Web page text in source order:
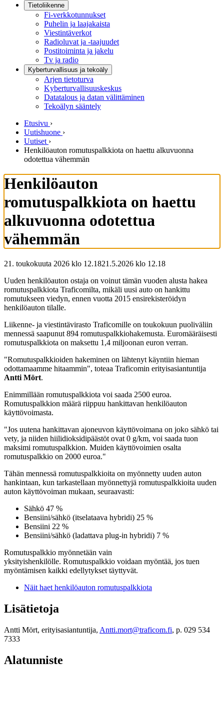
Tietoliikenne
Fi-verkkotunnukset
Puhelin ja laajakaista
Viestintäverkot
Radioluvat ja -taajuudet
Postitoiminta ja jakelu
Tv ja radio
Kyberturvallisuus ja tekoäly
Arjen tietoturva
Kyberturvallisuuskeskus
Datatalous ja datan välittäminen
Tekoälyn sääntely
Etusivu ›
Uutishuone ›
Uutiset ›
Henkilöauton romutuspalkkiota on haettu alkuvuonna
odotettua vähemmän
Henkilöauton
romutuspalkkiota on haettu
alkuvuonna odotettua
vähemmän
21. toukokuuta 2026 klo 12.1821.5.2026 klo 12.18
Uuden henkilöauton ostaja on voinut tämän vuoden alusta hakea
romutuspalkkiota Traficomilta, mikäli uusi auto on hankittu
romutukseen viedyn, ennen vuotta 2015 ensirekisteröidyn
henkilöauton tilalle.
Liikenne- ja viestintävirasto Traficomille on toukokuun puoliväliin
mennessä saapunut 894 romutuspalkkiohakemusta. Euromääräisesti
romutuspalkkiota on maksettu 1,4 miljoonan euron verran.
"Romutuspalkkioiden hakeminen on lähtenyt käyntiin hieman
odottamaamme hitaammin", toteaa Traficomin erityisasiantuntija
Antti Mört.
Enimmillään romutuspalkkiota voi saada 2500 euroa.
Romutuspalkkion määrä riippuu hankittavan henkilöauton
käyttövoimasta.
"Jos uutena hankittavan ajoneuvon käyttövoimana on joko sähkö tai
vety, ja niiden hiilidioksidipäästöt ovat 0 g/km, voi saada tuon
maksimi romutuspalkkion. Muiden käyttövoimien osalta
romutuspalkkio on 2000 euroa."
Tähän mennessä romutuspalkkioita on myönnetty uuden auton
hankintaan, kun tarkastellaan myönnettyjä romutuspalkkioita uuden
auton käyttövoiman mukaan, seuraavasti:
Sähkö 47 %
Bensiini/sähkö (itselataava hybridi) 25 %
Bensiini 22 %
Bensiini/sähkö (ladattava plug-in hybridi) 7 %
Romutuspalkkio myönnetään vain
yksityishenkilölle. Romutuspalkkio voidaan myöntää, jos tuen
myöntämisen kaikki edellytykset täyttyvät.
Näit haet henkilöauton romutuspalkkiota
Lisätietoja
Antti Mört, erityisasiantuntija, Antti.mort@traficom.fi, p. 029 534
7333
Alatunniste